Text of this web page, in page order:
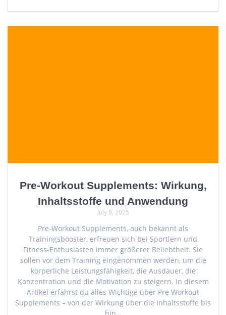
Pre-Workout Supplements: Wirkung,
Inhaltsstoffe und Anwendung
July 8, 2025
Pre-Workout Supplements, auch bekannt als
Trainingsbooster, erfreuen sich bei Sportlern und
Fitness-Enthusiasten immer größerer Beliebtheit. Sie
sollen vor dem Training eingenommen werden, um die
körperliche Leistungsfähigkeit, die Ausdauer, die
Konzentration und die Motivation zu steigern. In diesem
Artikel erfährst du alles Wichtige über Pre Workout
Supplements – von der Wirkung über die Inhaltsstoffe bis